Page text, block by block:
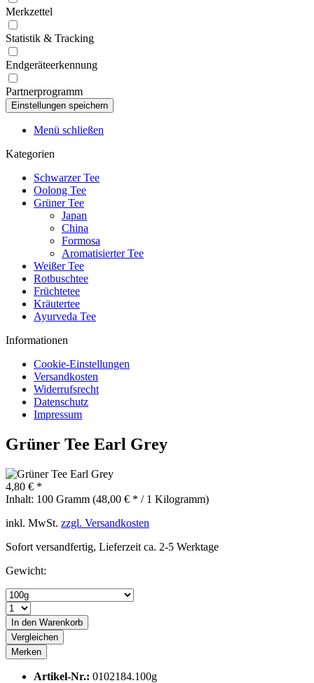
Merkzettel
Statistik & Tracking
Endgeräteerkennung
Partnerprogramm
Menü schließen
Kategorien
Schwarzer Tee
Oolong Tee
Grüner Tee
Japan
China
Formosa
Aromatisierter Tee
Weißer Tee
Rotbuschtee
Früchtetee
Kräutertee
Ayurveda Tee
Informationen
Cookie-Einstellungen
Versandkosten
Widerrufsrecht
Datenschutz
Impressum
Grüner Tee Earl Grey
4,80 € *
Inhalt: 100 Gramm (48,00 € * / 1 Kilogramm)
inkl. MwSt. zzgl. Versandkosten
Sofort versandfertig, Lieferzeit ca. 2-5 Werktage
Gewicht:
In den Warenkorb
Vergleichen
Merken
Artikel-Nr.: 0102184.100g